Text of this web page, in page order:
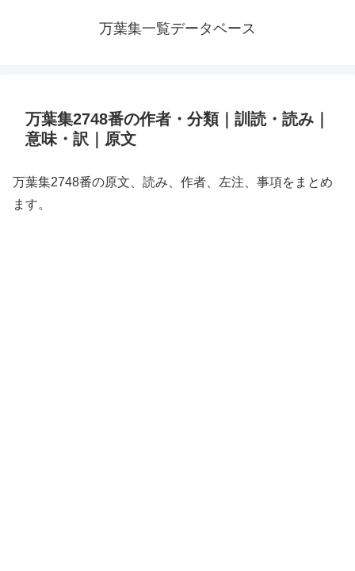
万葉集一覧データベース
万葉集2748番の作者・分類｜訓読・読み｜
意味・訳｜原文
万葉集2748番の原文、読み、作者、左注、事項をまとめ
ます。